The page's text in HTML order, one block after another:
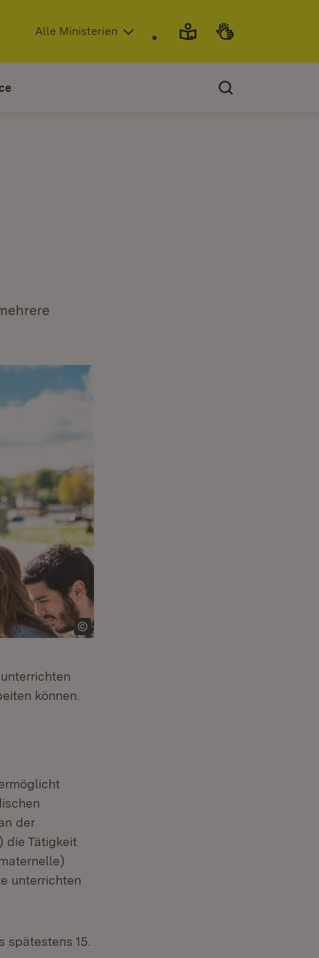
(Öffnet in neuem Fenster)
Alle Ministerien
können.
der
die Tätigkeit
unterrichten
15.